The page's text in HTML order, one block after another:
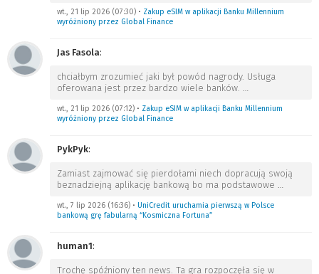
wt., 21 lip 2026 (07:30) • Zakup eSIM w aplikacji Banku Millennium
wyróżniony przez Global Finance
Jas Fasola:
chciałbym zrozumieć jaki był powód nagrody. Usługa
oferowana jest przez bardzo wiele banków. …
wt., 21 lip 2026 (07:12) • Zakup eSIM w aplikacji Banku Millennium
wyróżniony przez Global Finance
PykPyk:
Zamiast zajmować się pierdołami niech dopracują swoją
beznadziejną aplikację bankową bo ma podstawowe …
wt., 7 lip 2026 (16:36) • UniCredit uruchamia pierwszą w Polsce
bankową grę fabularną “Kosmiczna Fortuna”
human1:
Trochę spóźniony ten news. Ta gra rozpoczęła się w